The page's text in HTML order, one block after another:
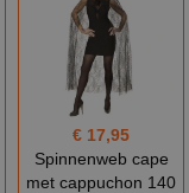
€ 17,95
Spinnenweb cape
met cappuchon 140